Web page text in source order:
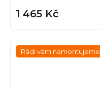
1 465 Kč
Rádi vám namontujeme